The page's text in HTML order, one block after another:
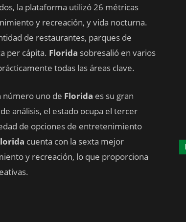
la plataforma utilizó 26 métricas
y recreación, y vida nocturna.
de restaurantes, parques de
per cápita. Florida sobresalió en varios
todas las áreas clave.
número uno de Florida es su gran
análisis, el estado ocupa el tercer
de opciones de entretenimiento
cuenta con la sexta mejor
y recreación, lo que proporciona